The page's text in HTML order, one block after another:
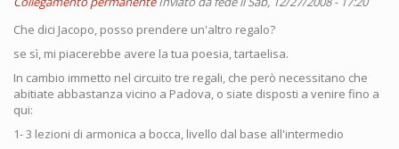
Che dici Jacopo, posso prendere un'altro regalo?
se sì, mi piacerebbe avere la tua poesia, tartaelisa.
In cambio immetto nel circuito tre regali, che però necessitano che
abitiate abbastanza vicino a Padova, o siate disposti a venire fino a
qui:
1- 3 lezioni di armonica a bocca, livello dal base all'intermedio